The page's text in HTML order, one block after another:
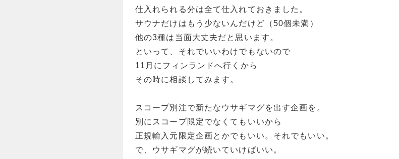
仕入れられる分は全て仕入れておきました。
サウナだけはもう少ないんだけど（50個未満）
他の3種は当面大丈夫だと思います。
といって、それでいいわけでもないので
11月にフィンランドへ行くから
その時に相談してみます。
スコープ別注で新たなウサギマグを出す企画を。
別にスコープ限定でなくてもいいから
正規輸入元限定企画とかでもいい。それでもいい。
で、ウサギマグが続いていけばいい。